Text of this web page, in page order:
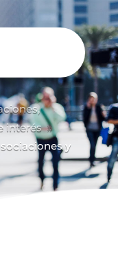
interés 9
y